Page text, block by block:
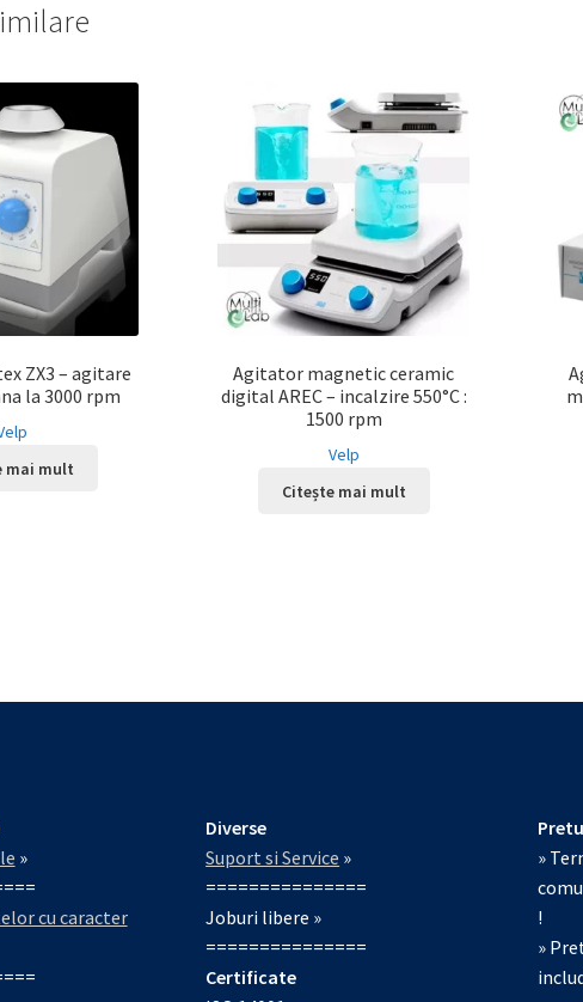
ZX3 – agitare
la 3000 rpm
mai mult
Agitator magnetic ceramic
digital AREC – incalzire 550°C :
1500 rpm
Velp
Citește mai mult
»
cu caracter
Diverse
Suport si Service »
===============
Joburi libere »
===============
Certificate
»
!
»